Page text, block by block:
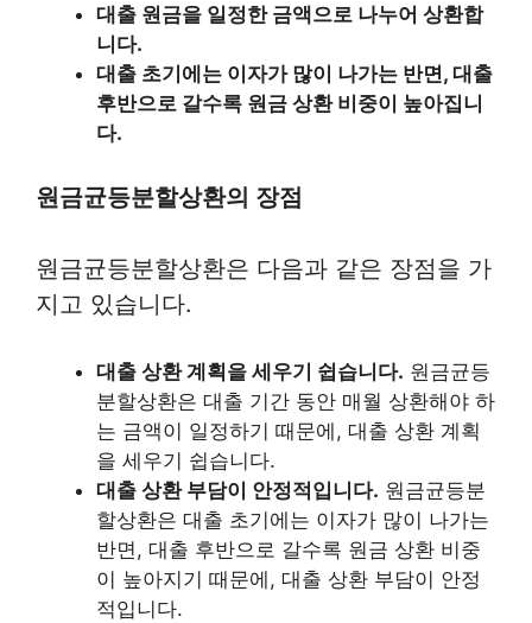
대출 원금을 일정한 금액으로 나누어 상환합
니다.
대출 초기에는 이자가 많이 나가는 반면, 대출
후반으로 갈수록 원금 상환 비중이 높아집니
다.
원금균등분할상환의 장점
원금균등분할상환은 다음과 같은 장점을 가
지고 있습니다.
대출 상환 계획을 세우기 쉽습니다. 원금균등
분할상환은 대출 기간 동안 매월 상환해야 하
는 금액이 일정하기 때문에, 대출 상환 계획
을 세우기 쉽습니다.
대출 상환 부담이 안정적입니다. 원금균등분
할상환은 대출 초기에는 이자가 많이 나가는
반면, 대출 후반으로 갈수록 원금 상환 비중
이 높아지기 때문에, 대출 상환 부담이 안정
적입니다.